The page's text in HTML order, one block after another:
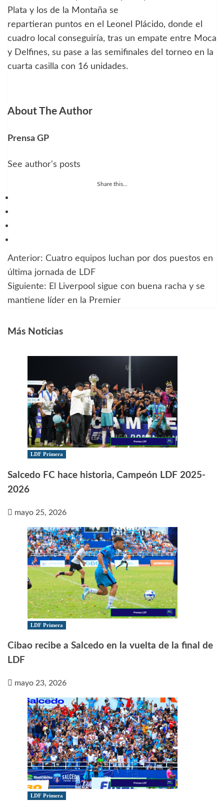
Plata y los de la Montaña se
repartieran puntos en el Leonel Plácido, donde el
cuadro local conseguiría, tras un empate entre Moca
y Delfines, su pase a las semifinales del torneo en la
cuarta casilla con 16 unidades.
About The Author
Prensa GP
See author's posts
Share this...
Navegación
de
entradas
Anterior: Cuatro equipos luchan por dos puestos en
última jornada de LDF
Siguiente: El Liverpool sigue con buena racha y se
mantiene líder en la Premier
Más Noticias
LDF Primera
Salcedo FC hace historia, Campeón LDF 2025-
2026
mayo 25, 2026
LDF Primera
Cibao recibe a Salcedo en la vuelta de la final de
LDF
mayo 23, 2026
LDF Primera